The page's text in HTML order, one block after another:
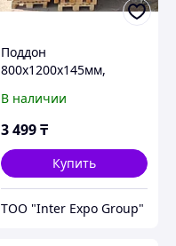
Поддон
800х1200х145мм,
В наличии
3 499₸
Купить
ТОО "Inter Expo Group"